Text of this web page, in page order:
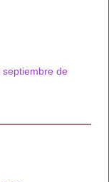
septiembre de